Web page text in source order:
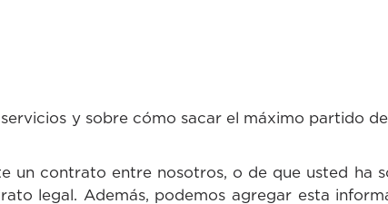
y sobre cómo sacar el máximo partido
un contrato entre nosotros, o de que usted ha
legal. Además, podemos agregar esta